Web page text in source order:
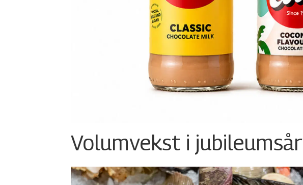
Volumvekst i jubileumsår